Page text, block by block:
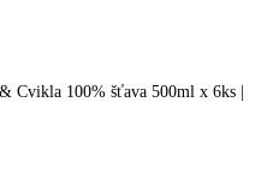
Cvikla 100% šťava 500ml x 6ks |